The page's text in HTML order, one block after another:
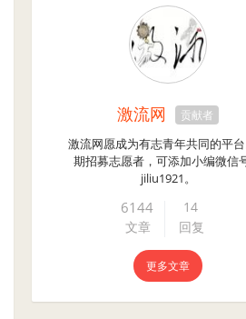
激流网 贡献者
激流网愿成为有志青年共同的平
期招募志愿者，可添加小编微信
jiliu1921。
6144
文章
14
回复
更多文章